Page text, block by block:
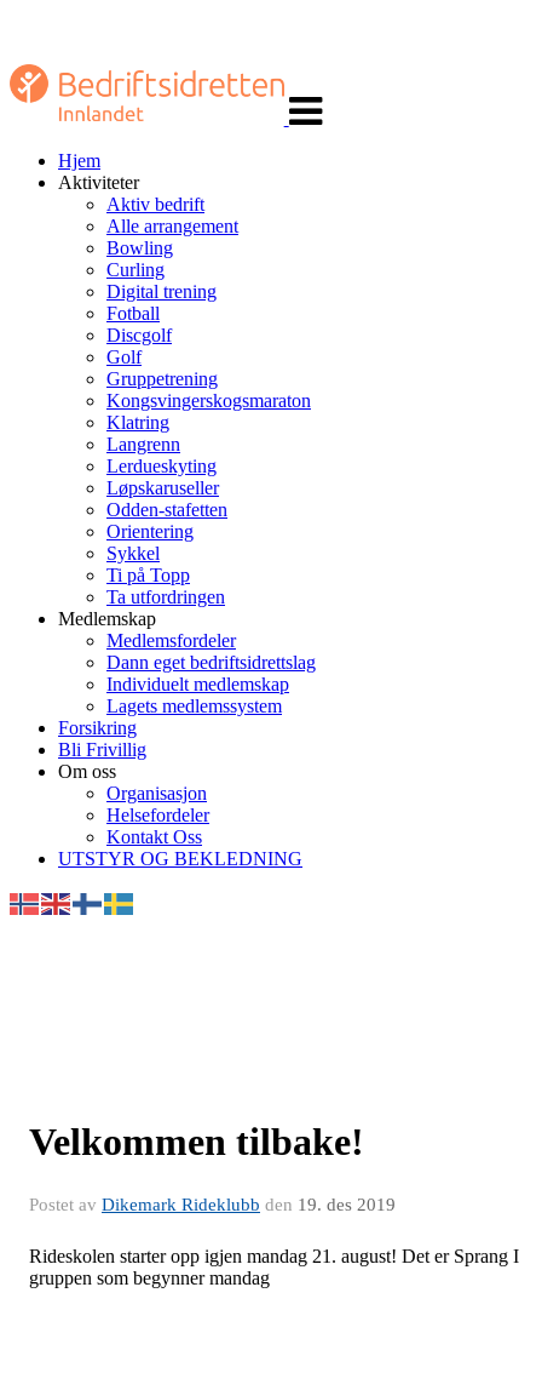
navigasjon
Hjem
Aktiviteter
Aktiv bedrift
Alle arrangement
Bowling
Curling
Digital trening
Fotball
Discgolf
Golf
Gruppetrening
Kongsvingerskogsmaraton
Klatring
Langrenn
Lerdueskyting
Løpskaruseller
Odden-stafetten
Orientering
Sykkel
Ti på Topp
Ta utfordringen
Medlemskap
Medlemsfordeler
Dann eget bedriftsidrettslag
Individuelt medlemskap
Lagets medlemssystem
Forsikring
Bli Frivillig
Om oss
Organisasjon
Helsefordeler
Kontakt Oss
UTSTYR OG BEKLEDNING
Velkommen tilbake!
Postet av Dikemark Rideklubb den 19. des 2019
Rideskolen starter opp igjen mandag 21. august! Det er Sprang I
gruppen som begynner mandag